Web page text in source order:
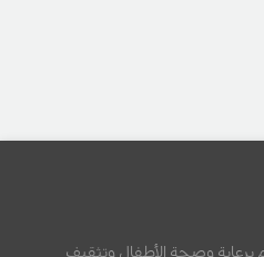
وصحة الأطفال وتثقيف